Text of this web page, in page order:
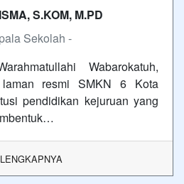
S.KOM, M.PD
Sekolah -
Wabarokatuh,
resmi SMKN 6 Kota
pendidikan kejuruan yang